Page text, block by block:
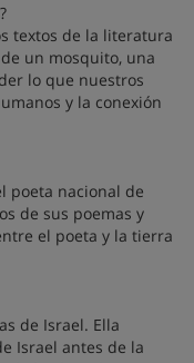
?
textos de la literatura
un mosquito, una
lo que nuestros
y la conexión
poeta nacional de
de sus poemas y
el poeta y la tierra
de Israel. Ella
Israel antes de la